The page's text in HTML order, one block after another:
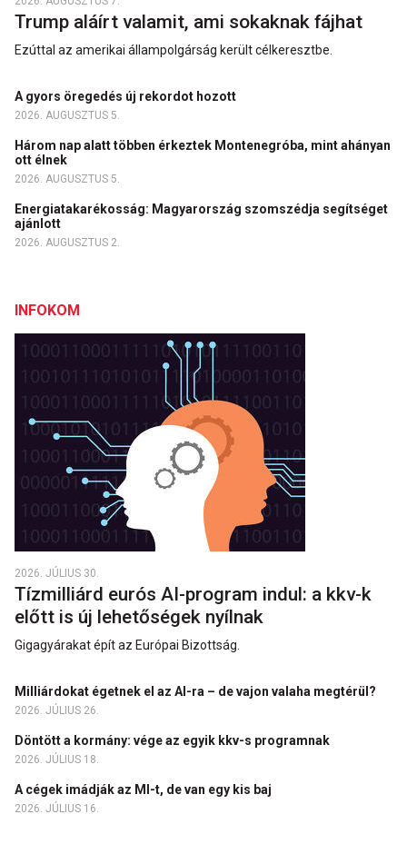
Trump aláírt valamit, ami sokaknak fájhat
Ezúttal az amerikai állampolgárság került célkeresztbe.
A gyors öregedés új rekordot hozott
2026. AUGUSZTUS 5.
Három nap alatt többen érkeztek Montenegróba, mint ahányan
ott élnek
2026. AUGUSZTUS 5.
Energiatakarékosság: Magyarország szomszédja segítséget
ajánlott
2026. AUGUSZTUS 2.
INFOKOM
2026. JÚLIUS 30.
Tízmilliárd eurós AI-program indul: a kkv-k
előtt is új lehetőségek nyílnak
Gigagyárakat épít az Európai Bizottság.
Milliárdokat égetnek el az AI-ra – de vajon valaha megtérül?
2026. JÚLIUS 26.
Döntött a kormány: vége az egyik kkv-s programnak
2026. JÚLIUS 18.
A cégek imádják az MI-t, de van egy kis baj
2026. JÚLIUS 16.